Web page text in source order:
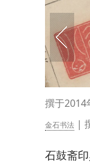
撰于2014
金石书法 |
石鼓斋